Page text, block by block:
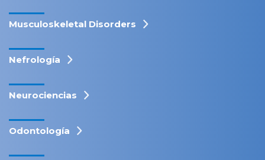
Musculoskeletal Disorders
Nefrología
Neurociencias
Odontología